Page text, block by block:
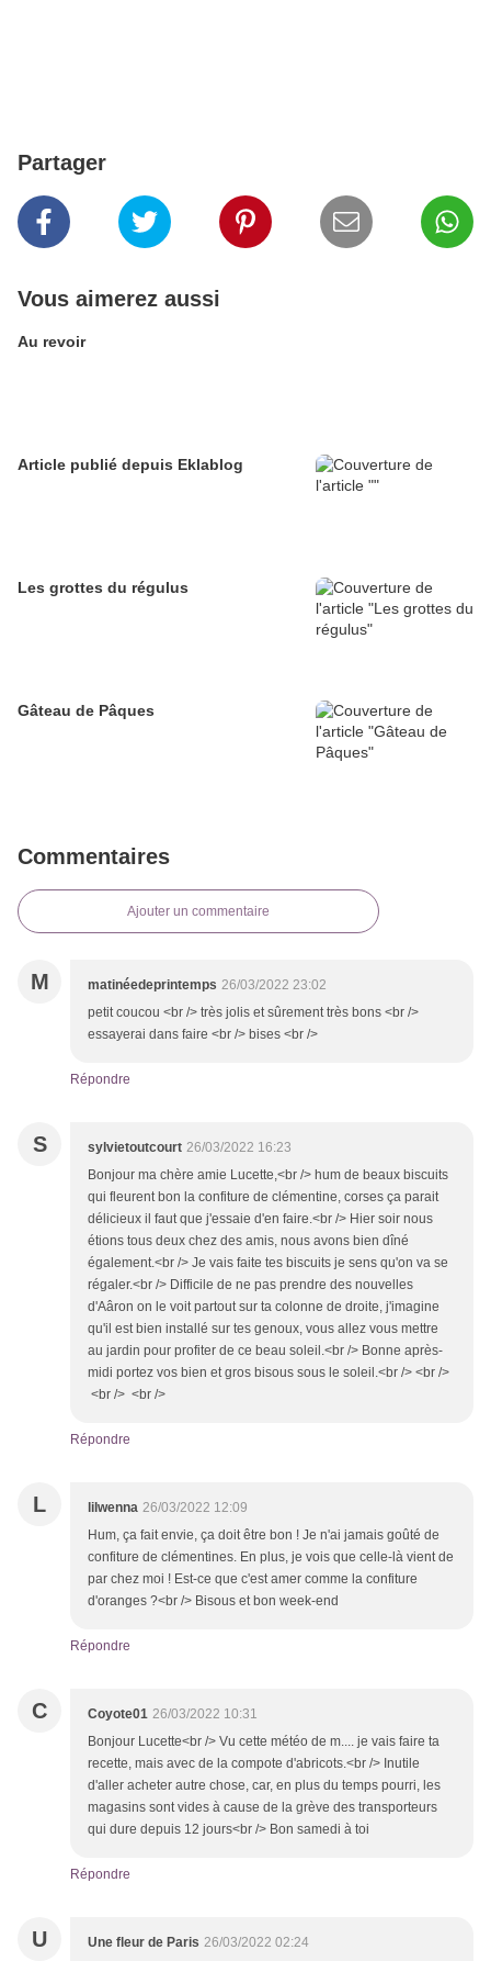
Partager
Vous aimerez aussi
Au revoir
Article publié depuis Eklablog
Les grottes du régulus
Gâteau de Pâques
Commentaires
Ajouter un commentaire
M matinéedeprintemps 26/03/2022 23:02
petit coucou <br /> très jolis et sûrement très bons <br />
essayerai dans faire <br /> bises <br />
Répondre
S sylvietoutcourt 26/03/2022 16:23
Bonjour ma chère amie Lucette,<br /> hum de beaux biscuits
qui fleurent bon la confiture de clémentine, corses ça parait
délicieux il faut que j'essaie d'en faire.<br /> Hier soir nous
étions tous deux chez des amis, nous avons bien dîné
également.<br /> Je vais faite tes biscuits je sens qu'on va se
régaler.<br /> Difficile de ne pas prendre des nouvelles
d'Aâron on le voit partout sur ta colonne de droite, j'imagine
qu'il est bien installé sur tes genoux, vous allez vous mettre
au jardin pour profiter de ce beau soleil.<br /> Bonne après-
midi portez vos bien et gros bisous sous le soleil.<br /> <br />
<br /> <br />
Répondre
L lilwenna 26/03/2022 12:09
Hum, ça fait envie, ça doit être bon ! Je n'ai jamais goûté de
confiture de clémentines. En plus, je vois que celle-là vient de
par chez moi ! Est-ce que c'est amer comme la confiture
d'oranges ?<br /> Bisous et bon week-end
Répondre
C Coyote01 26/03/2022 10:31
Bonjour Lucette<br /> Vu cette météo de m.... je vais faire ta
recette, mais avec de la compote d'abricots.<br /> Inutile
d'aller acheter autre chose, car, en plus du temps pourri, les
magasins sont vides à cause de la grève des transporteurs
qui dure depuis 12 jours<br /> Bon samedi à toi
Répondre
U Une fleur de Paris 26/03/2022 02:24